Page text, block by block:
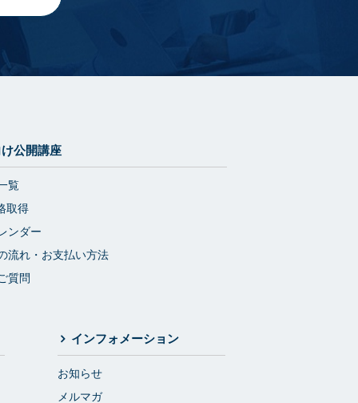
公開講座
覧
取得
ンダー
流れ・お支払い方法
質問
インフォメーション
お知らせ
メルマガ